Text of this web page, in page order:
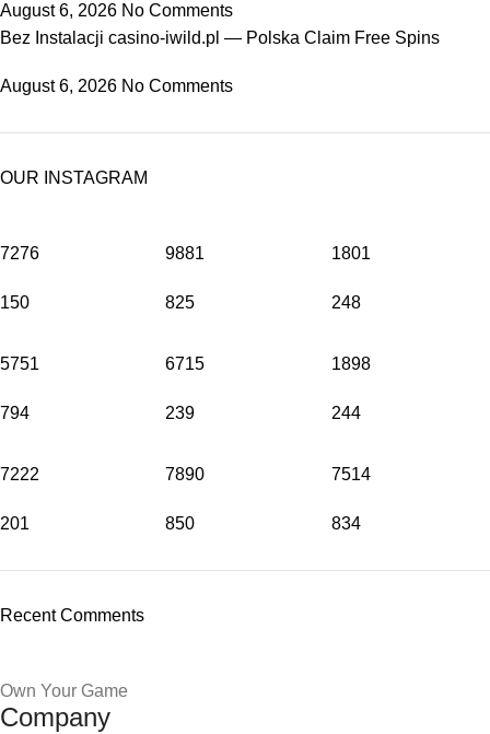
August 6, 2026 No Comments
Bez Instalacji casino-iwild.pl — Polska Claim Free Spins
August 6, 2026 No Comments
OUR INSTAGRAM
7276
150
9881
825
1801
248
5751
794
6715
239
1898
244
7222
201
7890
850
7514
834
Recent Comments
Own Your Game
Company